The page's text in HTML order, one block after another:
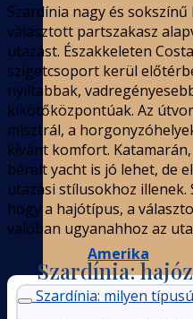
Amerika
Szardínia nagy és
választott partszakasz
utazást. Északkeleten
szigetcsoport kerül
nyíltabbak,
kikötőközpontúak. Az
misztrál, a
kívánt komfort.
bérelt yacht is jó lehet, de
utazási stílusokhoz
hogy a hajótípus, a
valóban ugyanahhoz az
Szardínia:
Szardínia: milyen